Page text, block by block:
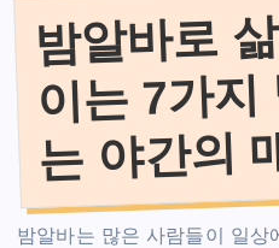
밤알바로
이는 7가
는 야간의
밤알바는 많은 사람들이 일상